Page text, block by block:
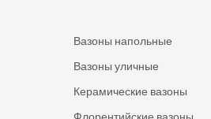
Вазоны напольные
Вазоны уличные
Керамические вазоны
Флорентийские вазоны